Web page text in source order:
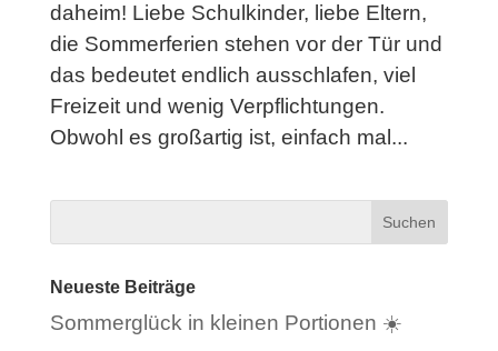
daheim! Liebe Schulkinder, liebe Eltern,
die Sommerferien stehen vor der Tür und
das bedeutet endlich ausschlafen, viel
Freizeit und wenig Verpflichtungen.
Obwohl es großartig ist, einfach mal...
Neueste Beiträge
Sommerglück in kleinen Portionen ☀️